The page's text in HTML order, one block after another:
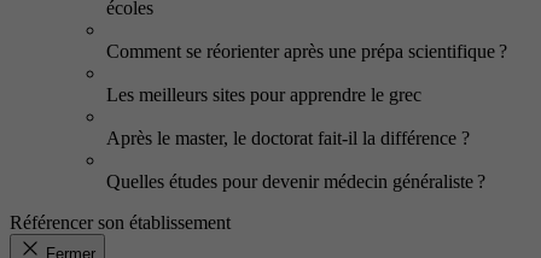
écoles
Comment se réorienter après une prépa scientifique ?
Les meilleurs sites pour apprendre le grec
Après le master, le doctorat fait-il la différence ?
Quelles études pour devenir médecin généraliste ?
Référencer son établissement
Fermer